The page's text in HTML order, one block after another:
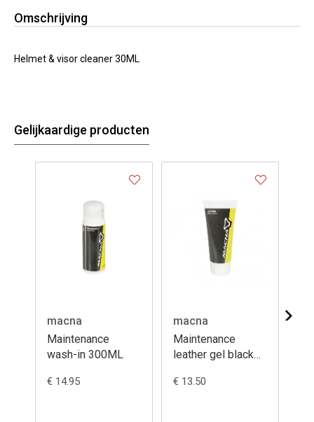
Omschrijving
Helmet & visor cleaner 30ML
Gelijkaardige producten
macna
Maintenance
wash-in 300ML
€ 14.95
macna
Maintenance
leather gel black
€ 13.50